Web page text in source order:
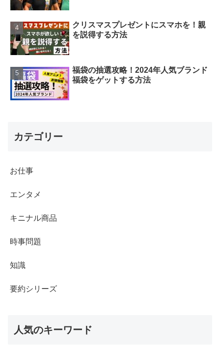
クリスマスプレゼントにスマホを！親
を説得する方法
福袋の抽選攻略！2024年人気ブランド
福袋をゲットする方法
カテゴリー
お仕事
エンタメ
キニナル商品
時事問題
知識
要約シリーズ
人気のキーワード